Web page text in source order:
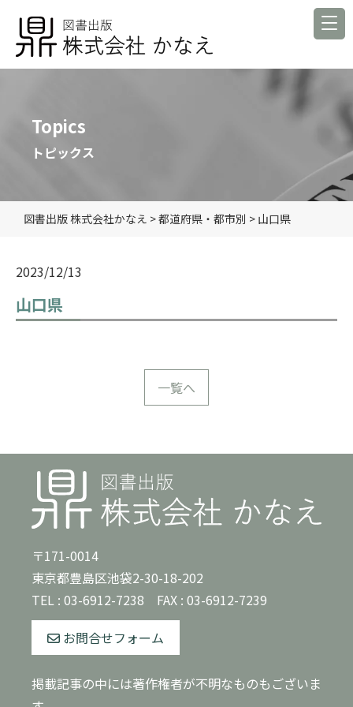
Topics
トピックス
図書出版 株式会社かなえ >都道府県・都市別 > 山口県
2023/12/13
山口県
一覧へ
〒171-0014
東京都豊島区池袋2-30-18-202
TEL : 03-6912-7238 FAX : 03-6912-7239
お問合せフォーム
掲載記事の中には著作権者が不明なものもございま